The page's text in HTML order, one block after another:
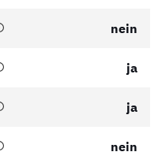
nein
ja
ja
nein